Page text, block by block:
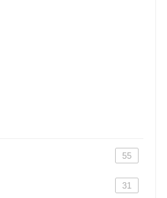
55
31